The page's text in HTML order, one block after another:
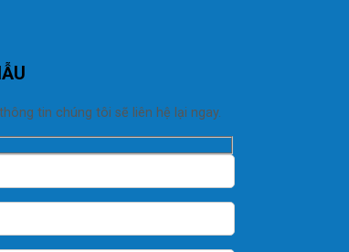
tin chúng tôi sẽ liên hệ lại ngay.